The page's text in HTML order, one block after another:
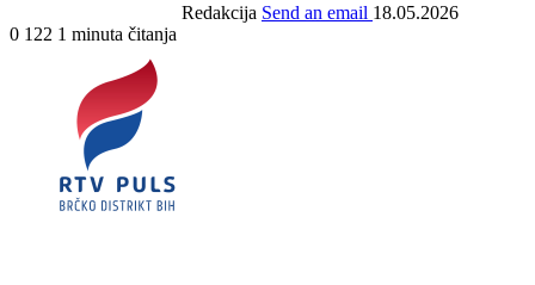
Redakcija Send an email 18.05.2026
0 122 1 minuta čitanja